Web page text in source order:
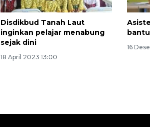
Disdikbud Tanah Laut
inginkan pelajar menabung
sejak dini
18 April 2023 13:00
16